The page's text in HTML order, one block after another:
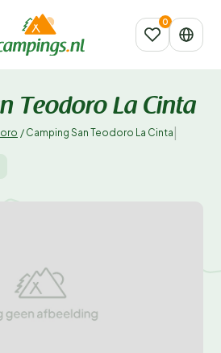
Teodoro La Cinta
/ Camping San Teodoro La Cinta